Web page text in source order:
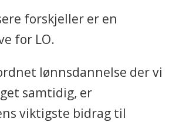
forskjeller er en
for LO.
lønnsdannelse der vi
samtidig, er
viktigste bidrag til